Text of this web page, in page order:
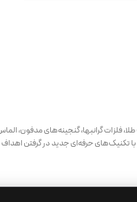
فلزات گرانبها، گنجینه‌های مدفون،
حرفه‌ای جدید در گرفتن اهداف